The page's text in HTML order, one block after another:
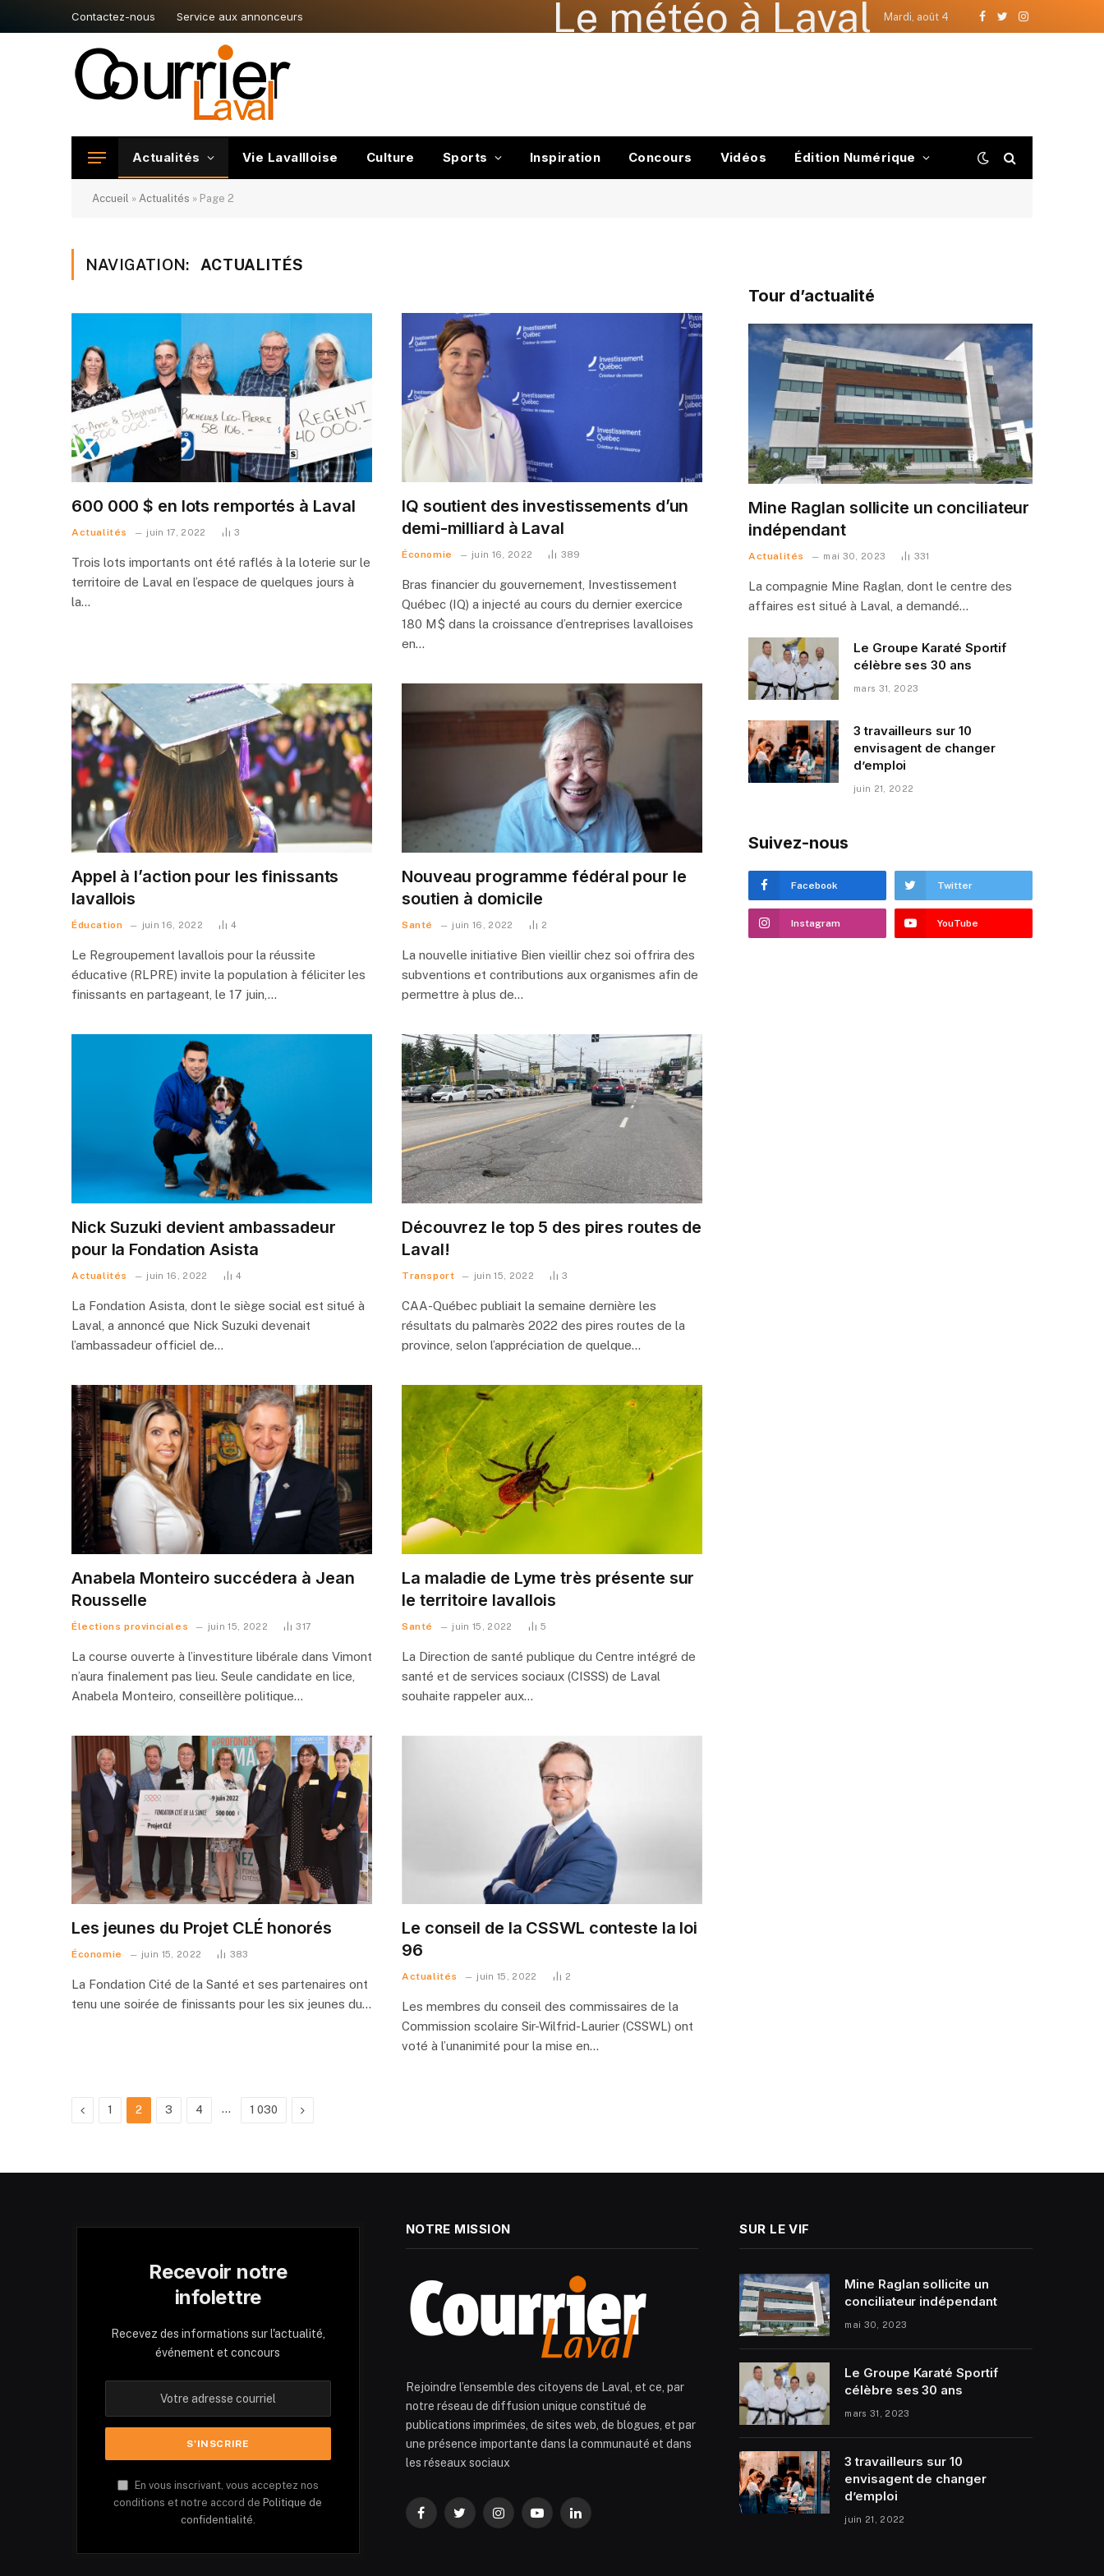
Contactez-nous Service aux annonceurs Le météo à Laval Mardi, août 4
Facebook
TwitterInstagram
Actualités Vie Lavallloise Culture Sports Inspiration Concours Vidéos Édition Numérique
Accueil » Actualités » Page 2
NAVIGATION: ACTUALITÉS
600 000 $ en lots remportés à Laval
Actualités juin 17, 2022 3
Trois lots importants ont été raflés à la loterie sur le
territoire de Laval en l’espace de quelques jours à
la…
IQ soutient des investissements d’un
demi-milliard à Laval
Économie juin 16, 2022 389
Bras financier du gouvernement, Investissement
Québec (IQ) a injecté au cours du dernier exercice
180 M$ dans la croissance d’entreprises lavalloises
en…
Appel à l’action pour les finissants
lavallois
Éducation juin 16, 2022 4
Le Regroupement lavallois pour la réussite
éducative (RLPRE) invite la population à féliciter les
finissants en partageant, le 17 juin,…
Nouveau programme fédéral pour le
soutien à domicile
Santé juin 16, 2022 2
La nouvelle initiative Bien vieillir chez soi offrira des
subventions et contributions aux organismes afin de
permettre à plus de…
Nick Suzuki devient ambassadeur
pour la Fondation Asista
Actualités juin 16, 2022 4
La Fondation Asista, dont le siège social est situé à
Laval, a annoncé que Nick Suzuki devenait
l’ambassadeur officiel de…
Découvrez le top 5 des pires routes de
Laval!
Transport juin 15, 2022 3
CAA-Québec publiait la semaine dernière les
résultats du palmarès 2022 des pires routes de la
province, selon l’appréciation de quelque…
Anabela Monteiro succédera à Jean
Rousselle
Élections provinciales juin 15, 2022 317
La course ouverte à l’investiture libérale dans Vimont
n’aura finalement pas lieu. Seule candidate en lice,
Anabela Monteiro, conseillère politique…
La maladie de Lyme très présente sur
le territoire lavallois
Santé juin 15, 2022 5
La Direction de santé publique du Centre intégré de
santé et de services sociaux (CISSS) de Laval
souhaite rappeler aux…
Les jeunes du Projet CLÉ honorés
Économie juin 15, 2022 383
La Fondation Cité de la Santé et ses partenaires ont
tenu une soirée de finissants pour les six jeunes du…
Le conseil de la CSSWL conteste la loi
96
Actualités juin 15, 2022 2
Les membres du conseil des commissaires de la
Commission scolaire Sir-Wilfrid-Laurier (CSSWL) ont
voté à l’unanimité pour la mise en…
Précédent
1 2 3 4 … 1 030 Suivant
Tour d’actualité
Mine Raglan sollicite un conciliateur
indépendant
Actualités mai 30, 2023 331
La compagnie Mine Raglan, dont le centre des
affaires est situé à Laval, a demandé…
Le Groupe Karaté Sportif
célèbre ses 30 ans
mars 31, 2023
3 travailleurs sur 10
envisagent de changer
d’emploi
juin 21, 2022
Suivez-nous
Facebook Twitter
Instagram YouTube
Recevoir notre
infolettre
Recevez des informations sur l'actualité,
événement et concours
En vous inscrivant, vous acceptez nos
conditions et notre accord de Politique de
confidentialité.
NOTRE MISSION
Rejoindre l’ensemble des citoyens de Laval, et ce, par
notre réseau de diffusion unique constitué de
publications imprimées, de sites web, de blogues, et par
une présence importante dans la communauté et dans
les réseaux sociaux
FacebookTwitterInstagramYouTubeLinkedIn
SUR LE VIF
Mine Raglan sollicite un
conciliateur indépendant
mai 30, 2023
Le Groupe Karaté Sportif
célèbre ses 30 ans
mars 31, 2023
3 travailleurs sur 10
envisagent de changer
d’emploi
juin 21, 2022